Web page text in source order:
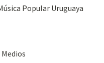
Popular Uruguaya